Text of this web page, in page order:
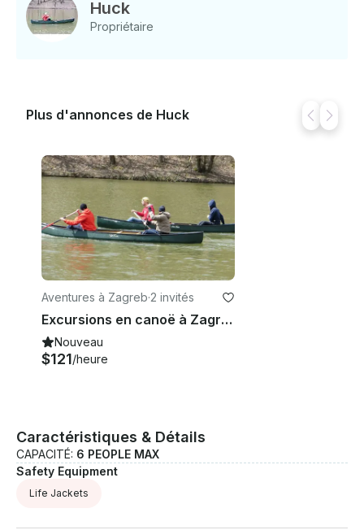
simplement sur « Envoyer une demande de
réservation » et envoyez-nous une demande pour
Huck
Propriétaire
Plus d'annonces de Huck
Aventures à Zagreb·2 invités
Excursions en canoë à Zagreb
Nouveau
$121/heure
Caractéristiques & Détails
CAPACITÉ: 6 PEOPLE MAX
Safety Equipment
Life Jackets